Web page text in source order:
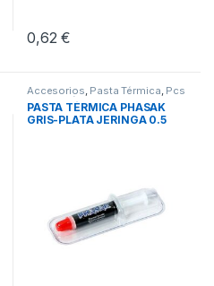
0,62€
Accesorios, Pasta Térmica, Pcs
Integración
PASTA TÉRMICA PHASAK
GRIS-PLATA JERINGA 0.5